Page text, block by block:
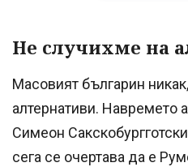
Не случихме на
Масовият българин
алтернативи. Навремето
Симеон
сега се очертава да е